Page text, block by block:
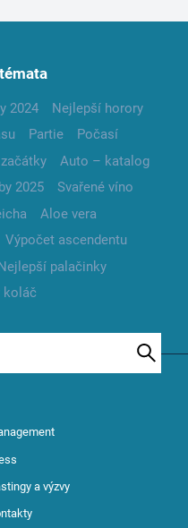
2024
Nejlepší horory
Partie
Počasí
Auto – katalog
2025
Svařené víno
Aloe vera
Výpočet ascendentu
palačinky
koláč
a výzvy